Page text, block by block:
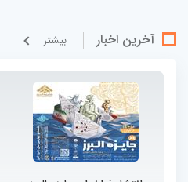
آخرین اخبار بيشتر